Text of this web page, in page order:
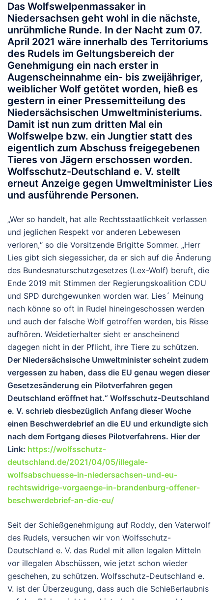
Das Wolfswelpenmassaker in
Niedersachsen geht wohl in die nächste,
unrühmliche Runde. In der Nacht zum 07.
April 2021 wäre innerhalb des Territoriums
des Rudels im Geltungsbereich der
Genehmigung ein nach erster in
Augenscheinnahme ein- bis zweijähriger,
weiblicher Wolf getötet worden, hieß es
gestern in einer Pressemitteilung des
Niedersächsischen Umweltministeriums.
Damit ist nun zum dritten Mal ein
Wolfswelpe bzw. ein Jungtier statt des
eigentlich zum Abschuss freigegebenen
Tieres von Jägern erschossen worden.
Wolfsschutz-Deutschland e. V. stellt
erneut Anzeige gegen Umweltminister Lies
und ausführende Personen.
„Wer so handelt, hat alle Rechtsstaatlichkeit verlassen
und jeglichen Respekt vor anderen Lebewesen
verloren,“ so die Vorsitzende Brigitte Sommer. „Herr
Lies gibt sich siegessicher, da er sich auf die Änderung
des Bundesnaturschutzgesetzes (Lex-Wolf) beruft, die
Ende 2019 mit Stimmen der Regierungskoalition CDU
und SPD durchgewunken worden war. Lies´ Meinung
nach könne so oft in Rudel hineingeschossen werden
und auch der falsche Wolf getroffen werden, bis Risse
aufhören. Weidetierhalter sieht er anscheinend
dagegen nicht in der Pflicht, ihre Tiere zu schützen.
Der Niedersächsische Umweltminister scheint zudem
vergessen zu haben, dass die EU genau wegen dieser
Gesetzesänderung ein Pilotverfahren gegen
Deutschland eröffnet hat.“ Wolfsschutz-Deutschland
e. V. schrieb diesbezüglich Anfang dieser Woche
einen Beschwerdebrief an die EU und erkundigte sich
nach dem Fortgang dieses Pilotverfahrens. Hier der
Link: https://wolfsschutz-
deutschland.de/2021/04/05/illegale-
wolfsabschuesse-in-niedersachsen-und-eu-
rechtswidrige-vorgaenge-in-brandenburg-offener-
beschwerdebrief-an-die-eu/
Seit der Schießgenehmigung auf Roddy, den Vaterwolf
des Rudels, versuchen wir von Wolfsschutz-
Deutschland e. V. das Rudel mit allen legalen Mitteln
vor illegalen Abschüssen, wie jetzt schon wieder
geschehen, zu schützen. Wolfsschutz-Deutschland e.
V. ist der Überzeugung, dass auch die Schießerlaubnis